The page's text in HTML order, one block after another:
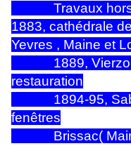
Travaux hors
1883, cathédrale
Yevres , Maine et
1889, Vierzon;
restauration
1894-95, Sablé
fenêtres
Brissac(